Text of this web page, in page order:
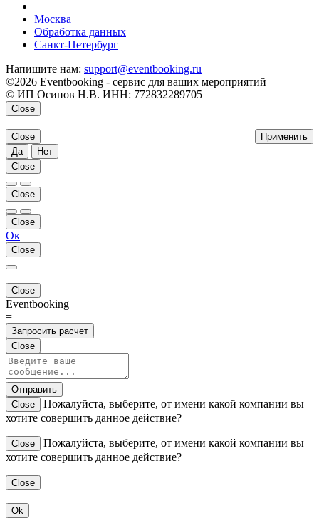
Москва
Обработка данных
Санкт-Петербург
Напишите нам: support@eventbooking.ru
©2026 Eventbooking - сервис для ваших мероприятий
© ИП Осипов Н.В. ИНН: 772832289705
Close
Применить
Close
Да
Нет
Close
Close
Close
Ок
Close
Close
Eventbooking
=
Запросить расчет
Close
Отправить
Close
Пожалуйста, выберите, от имени какой компании вы
хотите совершить данное действие?
Close
Пожалуйста, выберите, от имени какой компании вы
хотите совершить данное действие?
Close
Ok